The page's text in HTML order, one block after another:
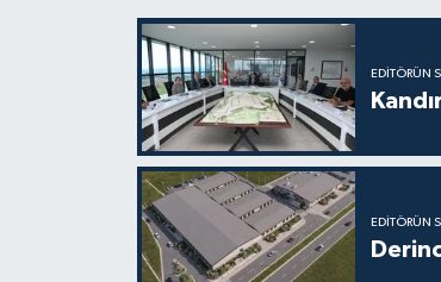
EDITÖRÜN
EDITÖRÜN